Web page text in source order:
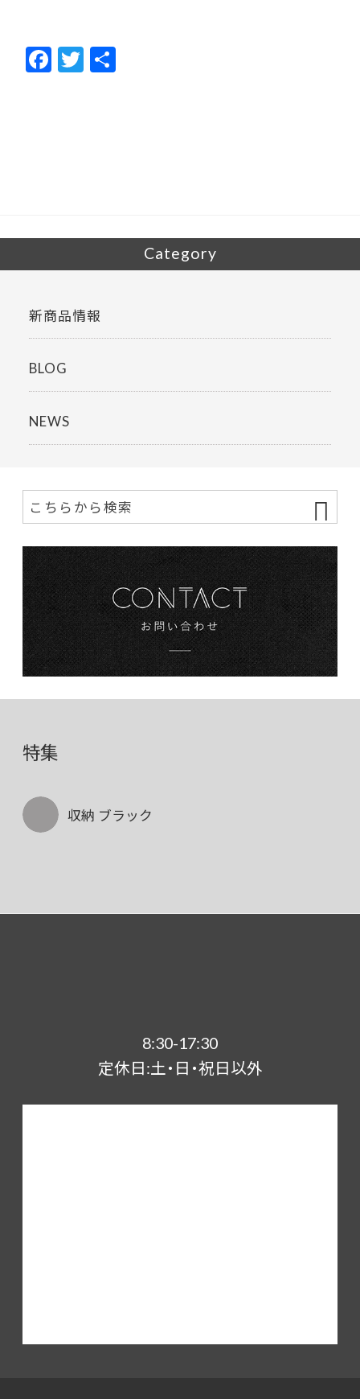
F
ac
T
w
Category
新商品情報
BLOG
NEWS
特集
収納 ブラック
8:30-17:30
定休日:土・日・祝日以外